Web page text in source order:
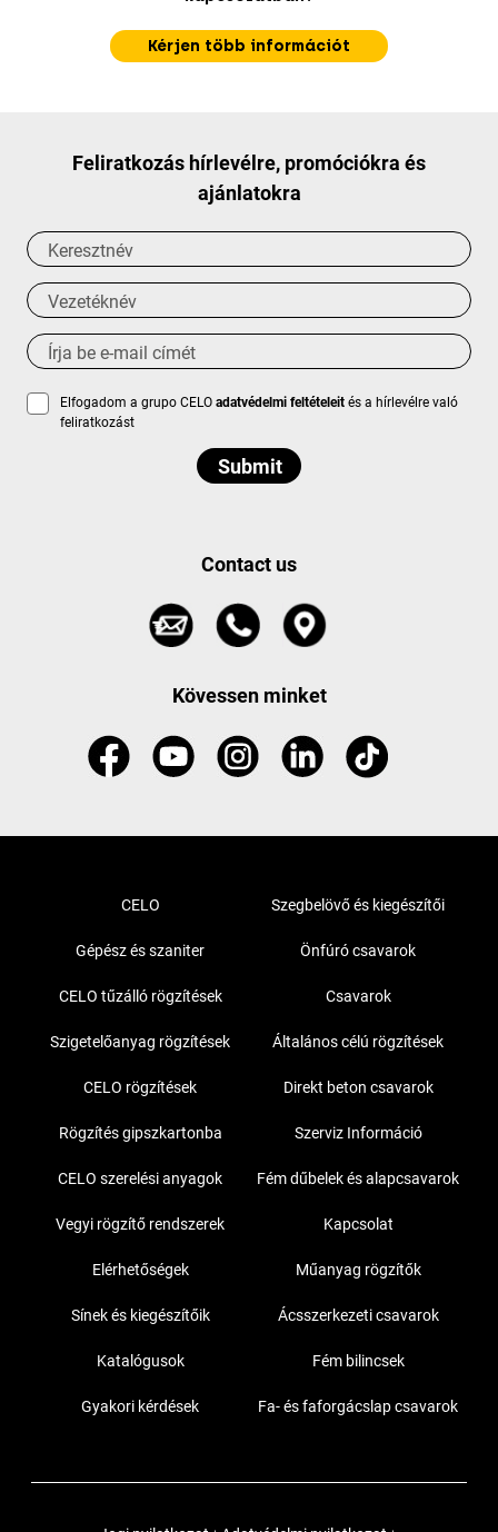
Kérjen több információt
Feliratkozás hírlevélre, promóciókra és
ajánlatokra
Elfogadom a grupo CELOadatvédelmi feltételeit és a hírlevélre való
feliratkozást
Contact us
Kövessen minket
CELO Szegbelövő és kiegészítői
Gépész és szaniter Önfúró csavarok
CELO tűzálló rögzítések Csavarok
Szigetelőanyag rögzítések Általános célú rögzítések
CELO rögzítések Direkt beton csavarok
Rögzítés gipszkartonba Szerviz Információ
CELO szerelési anyagok Fém dűbelek és alapcsavarok
Vegyi rögzítő rendszerek Kapcsolat
Elérhetőségek Műanyag rögzítők
Sínek és kiegészítőik Ácsszerkezeti csavarok
Katalógusok Fém bilincsek
Gyakori kérdések Fa- és faforgácslap csavarok